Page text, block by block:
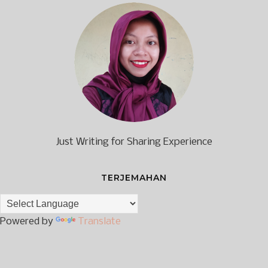
Just Writing for Sharing Experience
TERJEMAHAN
Powered by Translate